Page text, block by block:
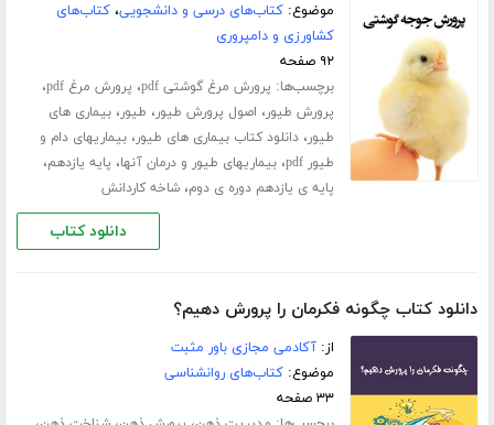
موضوع:کتاب‌های درسی و دانشجویی،کتاب‌های
کشاورزی و دامپروری
۹۲ صفحه
برچسب‌ها: پرورش مرغ گوشتی pdf ، پرورش مرغ pdf ،
پرورش طیور، اصول پرورش طیور، طیور،بیماری های
طیور،دانلود کتاب بیماری های طیور،بیماریهای دام و
طیور pdf
،بیماریهای طیور و درمان آنها، پایه یازدهم،
پایه ی یازدهم دوره ی دوم،شاخه کاردانش
دانلود کتاب
دانلود کتاب چگونه فکرمان را پرورش دهیم؟
از:آکادمی مجازی باور مثبت
موضوع:کتاب‌های روانشناسی
۳۳ صفحه